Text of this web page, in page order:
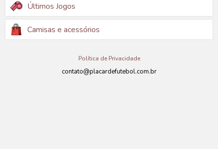
Últimos Jogos
Camisas e acessórios
Política de Privacidade
contato@placardefutebol.com.br